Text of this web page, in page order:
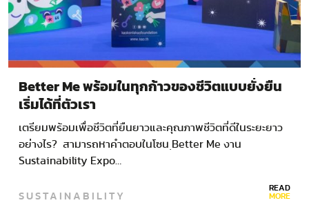
Better Me พร้อมในทุกก้าวของชีวิตแบบยั่งยืน
เริ่มได้ที่ตัวเรา
เตรียมพร้อมเพื่อชีวิตที่ยืนยาวและคุณภาพชีวิตที่ดีในระยะยาว
อย่างไร? สามารถหาคำตอบในโซน ฺBetter Me งาน
Sustainability Expo…
SUSTAINABILITY READ
MORE